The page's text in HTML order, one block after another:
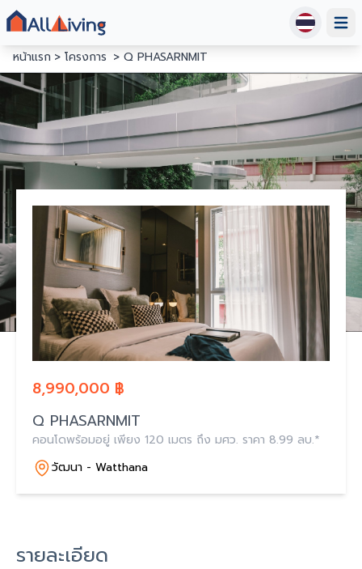
หน้าแรก
โครงการ Q PHASARNMIT
8,990,000 ฿
Q PHASARNMIT
คอนโดพร้อมอยู่ เพียง 120 เมตร ถึง มศว. ราคา 8.99 ลบ.*
วัฒนา - Watthana
รายละเอียด